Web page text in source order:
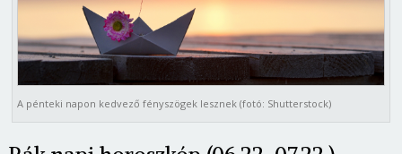
A pénteki napon kedvező fényszögek lesznek (fotó: Shutterstock)